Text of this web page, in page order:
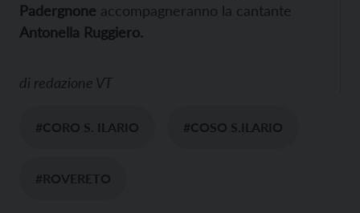
Padergnone accompagneranno la cantante
Antonella Ruggiero.
di redazione VT
#CORO S. ILARIO #COSO S.ILARIO
#ROVERETO